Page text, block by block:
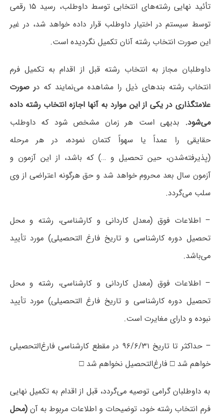
تأئید نهایی رشته‌های انتخابی توسط داوطلب، رسید ۱۵ رقمی
توسط سیستم در اختیار داوطلب قرار داده خواهد شد، در غیر
این صورت انتخاب رشته آنان تکمیل نگردیده است.
داوطلبان مجاز به انتخاب رشته قبل از اقدام به تکمیل فرم
انتخاب رشته بندهای ذیل را مشاهده می‌نمایند که در صورت
علامتگذاری در یکی از این موارد به آنها اجازه انتخاب رشته داده
می‌شود. بدیهی است هر زمان‌ مشخص‌ شود که‌ داوطلب‌
حقایقی را عمداً یا سهواً کتمان‌ نموده‌، در هر مرحله
‌(پذیرفته‌شدن‌، حین‌ تحصیل‌ ‌و …) که باشد، از این آزمون‌ و
آزمون‌ سال‌ بعد محروم‌ خواهد شد و حق هرگونه اعتراضی از وی
سلب می‌گردد.
– اطلاعات فوق (معدل کاردانی و کارشناسی، رشته و محل
تحصیل دوره کارشناسی و تاریخ فارغ التحصیلی) مورد تأیید
می‌باشد.
– اطلاعات فوق (معدل کاردانی و کارشناسی، رشته و محل
تحصیل دوره کارشناسی و تاریخ فارغ التحصیلی) مورد تأیید
نبوده و دارای مغایرت است.
– حداکثر تا تاریخ ۹۶/۶/۳۱ در مقطع کارشناسی فارغ‌التحصیلی
خواهم شد □ فارغ‌التحصیل نخواهم شد □
به داوطلبان گرامی توصیه می‌گردد، قبل از اقدام به تکمیل نهایی
فرم انتخاب رشته خود، توضیحات و اطلاعات مربوط به آن(محل